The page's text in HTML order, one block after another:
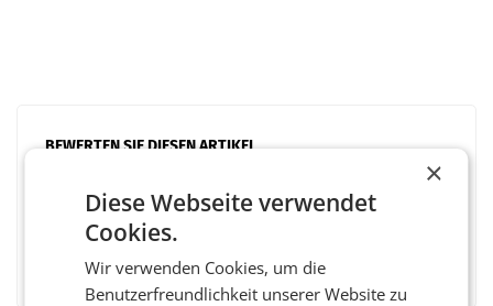
BEWERTEN SIE DIESEN ARTIKEL
×
Diese Webseite verwendet
Cookies.
Wir verwenden Cookies, um die
Benutzerfreundlichkeit unserer Website zu